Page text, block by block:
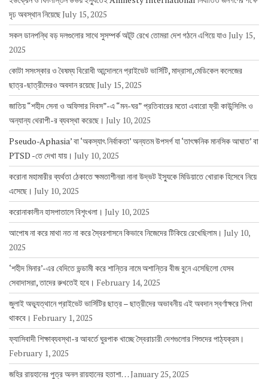
দৃঢ অবস্থান নিয়েছেJuly 15, 2025
সকল ডানপন্থি বড় দলগুলোর সাথে সুসম্পর্ক অটূট রেখে তোমরা দেশ গঠনে এগিয়ে যাও July 15,
2025
কোটা সসংস্কার ও বৈষম্য বিরোধী আন্দোলনে প্রাইভেট ভার্সিটি, মাদ্রাসা,মেডিকেল কলেজের
ছাত্র-ছাত্রীদেরও অবদান রয়েছেJuly 15, 2025
জাতিয় “শহীদ সেনা ও অফিসার দিবস”-এ “মন-ঘর” প্রতিবারের মতো এবারো ফ্রী কাউন্সিলিং ও
অন্যান্য থেরাপী-র ব্যবস্থা করেছে। July 10, 2025
Pseudo-Aphasia’ বা ‘অকস্যাৎ নির্বাকতা’ অন্যতম উপসর্গ যা ‘তাৎক্ষনিক মানসিক আঘাত’ বা
PTSD -তে দেখা যায়। July 10, 2025
করোনা মহামারীর ব্যর্থতা ঠেকাতে ক্ষমতাশীনরা নানা উদ্ভট ইস্যুকে মিডিয়াতে খোরাক হিসেবে নিয়ে
এসেছে। July 10, 2025
করোনাকালীন হাসপাতালে বিশৃংখলা। July 10, 2025
আপোষ না করে মাথা নত না করে স্বৈরশাসনে কিভাবে নিজেদের টিকিয়ে রেখেছিলাম। July 10,
2025
‘শহীদ মিনার’-এর বেদিতে ভন্ডামী করে শান্তির নামে অশান্তির বীজ বুনে এসেছিলো যেসব
সেবাদাসরা, তাদের রুখতেই হবে। February 14, 2025
জুলাই অভ্যূত্থানে প্রাইভেট ভার্সিটির ছাত্র – ছাত্রীদের অভাবনীয় এই অবদান স্বর্ণাক্ষরে লিখা
থাকবে। February 1, 2025
ফ্যাসিবাদী শিক্ষাব্যবস্থা-র আবর্তে ঘুরপাক খাচ্ছে স্বৈরাচারী দেশগুলোর শিশুদের পাঠ্যক্রম।
February 1, 2025
জহির রায়হানের পুত্র অনল রায়হানের হতাশা…January 25, 2025